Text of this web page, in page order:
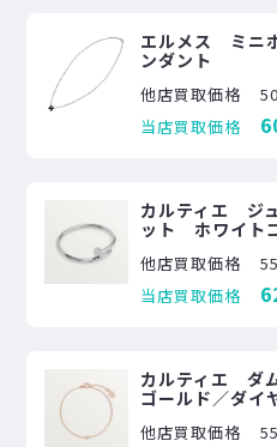
エルメス ミニ
ンダント
他店買取価格
当店買取価格
カルティエ ジ
ット ホワイト
他店買取価格
当店買取価格
カルティエ ダ
ゴールド／ダ
他店買取価格